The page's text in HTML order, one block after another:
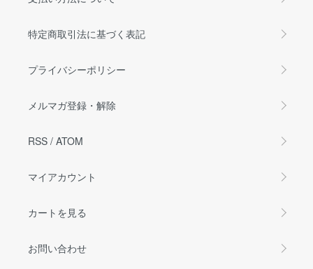
特定商取引法に基づく表記
プライバシーポリシー
メルマガ登録・解除
RSS / ATOM
マイアカウント
カートを見る
お問い合わせ